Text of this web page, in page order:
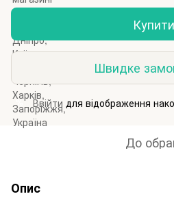
Купити
Швидке
% Ввійти для відображення
До
Опис